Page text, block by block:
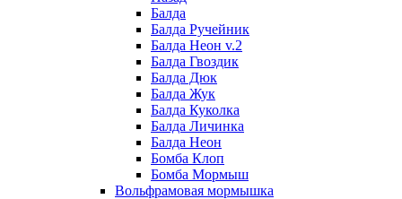
Балда
Балда Ручейник
Балда Неон v.2
Балда Гвоздик
Балда Дюк
Балда Жук
Балда Куколка
Балда Личинка
Балда Неон
Бомба Клоп
Бомба Мормыш
Вольфрамовая мормышка